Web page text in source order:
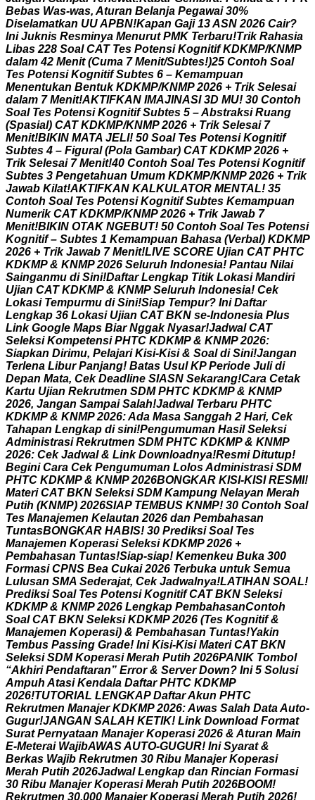
Bebas Was-was, Aturan Belanja Pegawai 30%
Diselamatkan UUAPBN!Kapan Gaji 13ASN 2026 Cair?
Ini Juknis Resminya Menurut PMK Terbaru!Trik Rahasia
Libas 228 Soal CAT Tes Potensi Kognitif KDKMP/KNMP
dalam 42 Menit (Cuma 7 Menit/Subtes!)25 Contoh Soal
Tes Potensi Kognitif Subtes 6 – Kemampuan
Menentukan Bentuk KDKMP/KNMP 2026 + Trik Selesai
dalam 7 Menit!AKTIFKAN IMAJINASI 3D MU! 30 Contoh
Soal Tes Potensi Kognitif Subtes 5 –Abstraksi Ruang
(Spasial) CAT KDKMP/KNMP 2026 + Trik Selesai 7
Menit!BIKIN MATA JELI! 50 Soal Tes Potensi Kognitif
Subtes 4 – Figural (Pola Gambar) CAT KDKMP 2026 +
Trik Selesai 7 Menit!40 Contoh Soal Tes Potensi Kognitif
Subtes 3 Pengetahuan Umum KDKMP/KNMP 2026 + Trik
Jawab Kilat!AKTIFKAN KALKULATOR MENTAL! 35
Contoh Soal Tes Potensi Kognitif Subtes Kemampuan
Numerik CAT KDKMP/KNMP 2026 + Trik Jawab 7
Menit!BIKIN OTAK NGEBUT! 50 Contoh Soal Tes Potensi
Kognitif – Subtes 1 Kemampuan Bahasa (Verbal) KDKMP
2026 + Trik Jawab 7 Menit!LIVE SCORE Ujian CAT PHTC
KDKMP & KNMP 2026 Seluruh Indonesia! Pantau Nilai
Sainganmu di Sini!Daftar Lengkap Titik Lokasi Mandiri
Ujian CAT KDKMP & KNMP Seluruh Indonesia! Cek
Lokasi Tempurmu di Sini!Siap Tempur? Ini Daftar
Lengkap 36 Lokasi Ujian CAT BKN se-Indonesia Plus
Link Google Maps Biar Nggak Nyasar!Jadwal CAT
Seleksi Kompetensi PHTC KDKMP & KNMP 2026:
Siapkan Dirimu, Pelajari Kisi-Kisi & Soal di Sini!Jangan
Terlena Libur Panjang! Batas Usul KP Periode Juli di
Depan Mata, Cek Deadline SIASN Sekarang!Cara Cetak
Kartu Ujian Rekrutmen SDM PHTC KDKMP & KNMP
2026, Jangan Sampai Salah!Jadwal Terbaru PHTC
KDKMP & KNMP 2026:Ada Masa Sanggah 2 Hari, Cek
Tahapan Lengkap di sini!Pengumuman Hasil Seleksi
Administrasi Rekrutmen SDM PHTC KDKMP & KNMP
2026: Cek Jadwal & Link Downloadnya!Resmi Ditutup!
Begini Cara Cek Pengumuman LolosAdministrasi SDM
PHTC KDKMP & KNMP 2026BONGKAR KISI-KISI RESMI!
Materi CAT BKN Seleksi SDM Kampung Nelayan Merah
Putih (KNMP) 2026SIAP TEMBUS KNMP! 30 Contoh Soal
Tes Manajemen Kelautan 2026 dan Pembahasan
TuntasBONGKAR HABIS! 30 Prediksi Soal Tes
Manajemen Koperasi Seleksi KDKMP 2026 +
Pembahasan Tuntas!Siap-siap! Kemenkeu Buka 300
Formasi CPNS Bea Cukai 2026 Terbuka untuk Semua
Lulusan SMA Sederajat, Cek Jadwalnya!LATIHAN SOAL!
Prediksi Soal Tes Potensi Kognitif CAT BKN Seleksi
KDKMP & KNMP 2026 Lengkap PembahasanContoh
Soal CAT BKN Seleksi KDKMP 2026 (Tes Kognitif &
Manajemen Koperasi) & Pembahasan Tuntas!Yakin
Tembus Passing Grade! Ini Kisi-Kisi Materi CAT BKN
Seleksi SDM Koperasi Merah Putih 2026PANIK Tombol
“Akhiri Pendaftaran” Error & Server Down? Ini 5 Solusi
Ampuh Atasi Kendala Daftar PHTC KDKMP
2026!TUTORIAL LENGKAP DaftarAkun PHTC
Rekrutmen Manajer KDKMP 2026:Awas Salah DataAuto-
Gugur!JANGAN SALAH KETIK! Link Download Format
Surat Pernyataan Manajer Koperasi 2026 & Aturan Main
E-Meterai WajibAWASAUTO-GUGUR! Ini Syarat &
Berkas Wajib Rekrutmen 30 Ribu Manajer Koperasi
Merah Putih 2026Jadwal Lengkap dan Rincian Formasi
30 Ribu Manajer Koperasi Merah Putih 2026BOOM!
Rekrutmen 30.000 Manajer Koperasi Merah Putih 2026!